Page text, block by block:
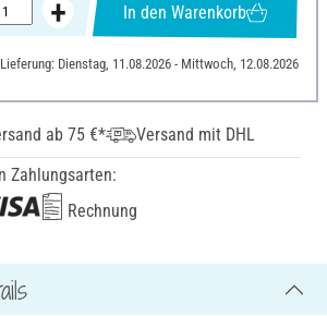
In den Warenkorb
Lieferung: Dienstag, 11.08.2026 - Mittwoch, 12.08.2026
ab 75 €*
Versand mit DHL
Zahlungsarten:
Rechnung